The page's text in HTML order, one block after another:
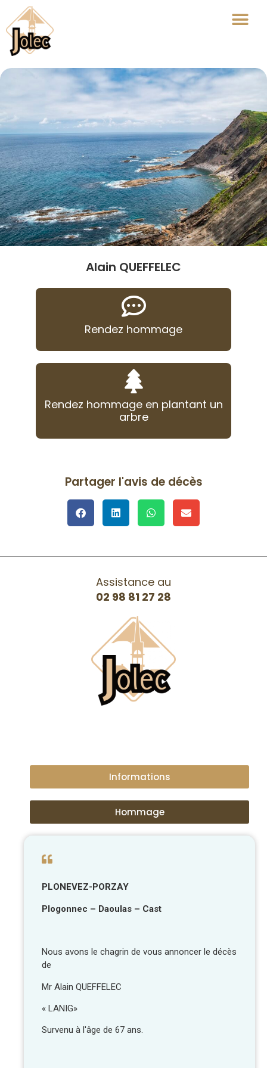
Alain QUEFFELEC
Rendez hommage
Rendez hommage en plantant un
arbre
Partager l'avis de décès
Assistance au
02 98 81 27 28
Informations
Hommage
PLONEVEZ-PORZAY
Plogonnec – Daoulas – Cast
Nous avons le chagrin de vous annoncer le décès
de
Mr Alain QUEFFELEC
« LANIG»
Survenu à l'âge de 67 ans.